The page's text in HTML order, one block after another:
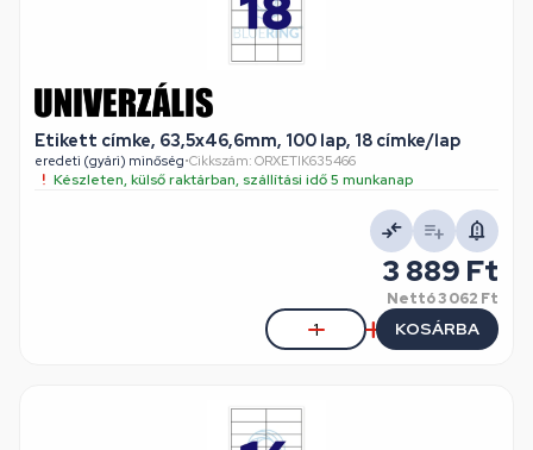
Etikett címke, 63,5x46,6mm, 100 lap, 18 címke/lap
eredeti (gyári) minőség•Cikkszám: ORXETIK635466
Készleten, külső raktárban, szállítási idő 5 munkanap
3 889 Ft
Nettó3 062 Ft
KOSÁRBA